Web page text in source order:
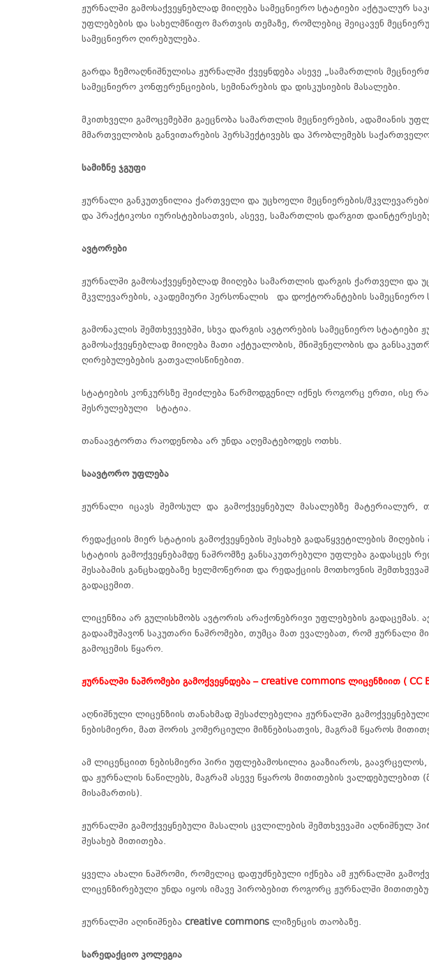
ჟურნალში გამოსაქვეყნებლად მიიღება სამეცნიერო სტატიები აქტუალურ
უფლებების და სახელმწიფო მართვის თემაზე, რომლებიც შეიცავენ
სამეცნიერო ღირებულება.
გარდა ზემოაღნიშნულისა ჟურნალში ქვეყნდება ასევე „სამართლის
სამეცნიერო კონფერენციების, სემინარების და დისკუსიების მასალები.
მკითხველი გამოცემებში გაეცნობა სამართლის მეცნიერების, ადამიანის
მმართველობის განვითარების პერსპექტივებს და პრობლემებს
სამიზნე ჯგუფი
ჟურნალი განკუთვნილია ქართველი და უცხოელი მეცნიერების/
და პრაქტიკოსი იურისტებისათვის, ასევე, სამართლის დარგით
ავტორები
ჟურნალში გამოსაქვეყნებლად მიიღება სამართლის დარგის ქართველი და
მკვლევარების, აკადემიური პერსონალის
და დოქტორანტების სამეცნიერო
გამონაკლის შემთხვევებში, სხვა დარგის ავტორების სამეცნიერო სტატიები
გამოსაქვეყნებლად მიიღება მათი აქტუალობის, მნიშვნელობის და
ღირებულებების გათვალისწინებით.
სტატიების კონკურსზე შეიძლება წარმოდგენილ იქნეს როგორც ერთი, ისე
შესრულებული სტატია.
თანაავტორთა რაოდენობა არ უნდა აღემატებოდეს ოთხს.
საავტორო უფლება
ჟურნალი იცავს შემოსულ და გამოქვეყნებულ მასალებზე
რედაქციის მიერ სტატიის გამოქვეყნების შესახებ გადაწყვეტილების
სტატიის გამოქვეყნებამდე ნაშრომზე განსაკუთრებული უფლება გადასცეს
შესაბამის განცხადებაზე ხელმოწერით და რედაქციის მოთხოვნის
გადაცემით.
ლიცენზია არ გულისხმობს ავტორის არაქონებრივი უფლებების გადაცემას.
გადაამუშავონ საკუთარი ნაშრომები, თუმცა მათ ევალებათ, რომ
გამოცემის წყარო.
ჟურნალში ნაშრომები გამოქვეყნდება – creative commons ლიცენზიით ( CC
აღნიშნული ლიცენზიის თანახმად შესაძლებელია ჟურნალში
ნებისმიერი, მათ შორის კომერციული მიზნებისათვის, მაგრამ წყაროს
ამ ლიცენციით ნებისმიერი პირი უფლებამოსილია გააზიაროს,
და ჟურნალის ნაწილებს, მაგრამ ასევე წყაროს მითითების ვალდებულებით
მისამართის).
ჟურნალში გამოქვეყნებული მასალის ცვლილების შემთხვევაში აღნიშნულ
შესახებ მითითება.
ყველა ახალი ნაშრომი, რომელიც დაფუძნებული იქნება ამ ჟურნალში
ლიცენზირებული უნდა იყოს იმავე პირობებით როგორც ჟურნალში
ჟურნალში აღინიშნება creative commons ლიზენცის თაობაზე.
სარედაქციო კოლეგია